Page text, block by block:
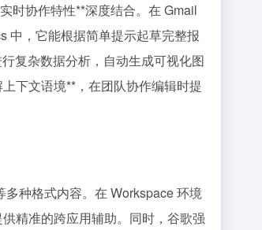
时协作特性**深度结合。在 Gmail
中，它能根据简单提示起草完整报
复杂数据分析，自动生成可视化图
下文语境**，在团队协作编辑时提
种格式内容。在 Workspace 环境
精准的跨应用辅助。同时，谷歌强